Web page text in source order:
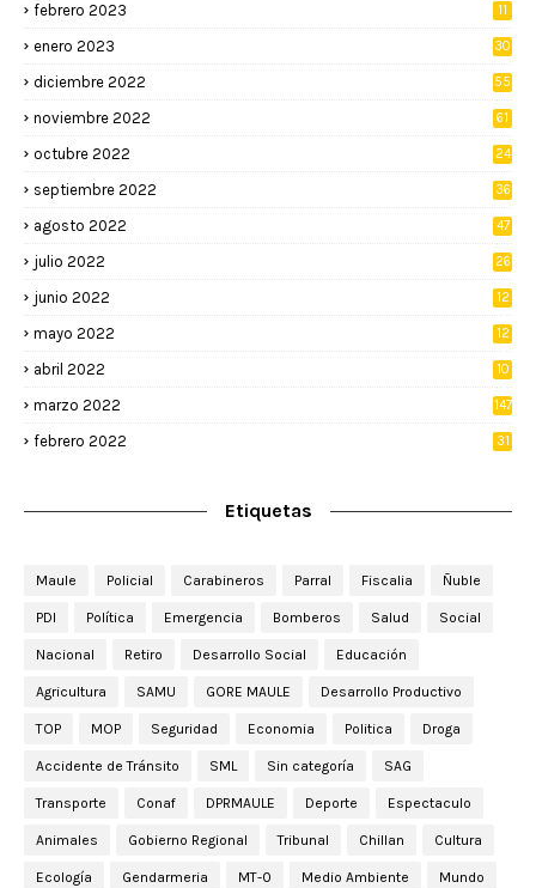
febrero 2023 11
enero 2023 30
diciembre 2022 55
noviembre 2022 61
octubre 2022 24
septiembre 2022 36
agosto 2022 47
julio 2022 26
junio 2022
12
mayo 2022
12
abril 2022
10
marzo 2022 147
febrero 2022 31
Etiquetas
Maule Policial Carabineros Parral Fiscalia Ñuble
PDI Política Emergencia Bomberos Salud Social
Nacional Retiro Desarrollo Social Educación
Agricultura SAMU GORE MAULE Desarrollo Productivo
TOP MOP Seguridad Economia Politica Droga
Accidente de Tránsito SML Sin categoría SAG
Transporte Conaf DPRMAULE Deporte Espectaculo
Animales Gobierno Regional Tribunal Chillan Cultura
Ecología Gendarmeria MT-0 Medio Ambiente Mundo